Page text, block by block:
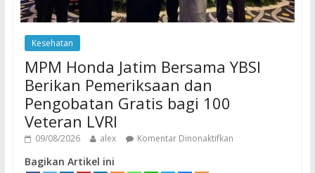
Kesehatan
MPM Honda Jatim Bersama YBSI
Berikan Pemeriksaan dan
Pengobatan Gratis bagi 100
Veteran LVRI
09/08/2026 alex Komentar Dinonaktifkan
Bagikan Artikel ini